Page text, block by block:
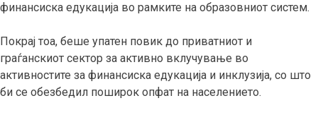
финансиска едукација во рамките на образовниот систем.
Покрај тоа, беше упатен повик до приватниот и
граѓанскиот сектор за активно вклучување во
активностите за финансиска едукација и инклузија, со што
би се обезбедил поширок опфат на населението.